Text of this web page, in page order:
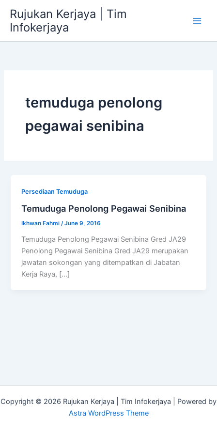
content
Rujukan Kerjaya | Tim
Infokerjaya
temuduga penolong
pegawai senibina
Persediaan Temuduga
Temuduga Penolong Pegawai Senibina
Ikhwan Fahmi /June 9, 2016
Temuduga Penolong Pegawai Senibina Gred JA29
Penolong Pegawai Senibina Gred JA29 merupakan
jawatan sokongan yang ditempatkan di Jabatan
Kerja Raya, […]
Copyright © 2026 Rujukan Kerjaya | Tim Infokerjaya | Powered by
Astra WordPress Theme